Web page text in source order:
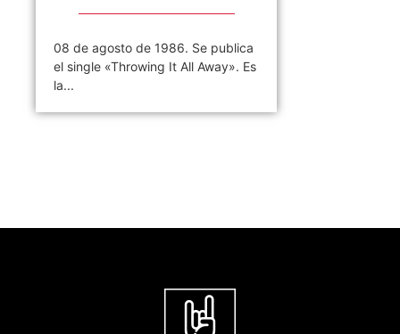
08 de agosto de 1986. Se publica
el single «Throwing It All Away». Es
la...